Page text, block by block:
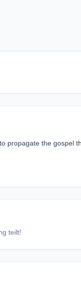
propagate the gospel
teilt!